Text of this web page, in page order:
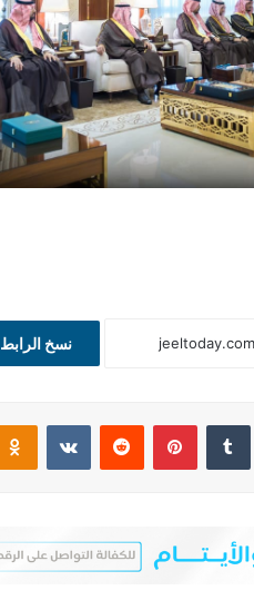
نسخ الرابط
لينكدإن بينتيريست ‏VKontakte